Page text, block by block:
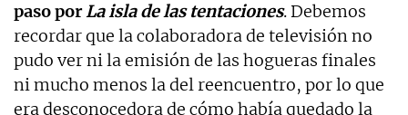
paso porLa isla de las tentaciones. Debemos
recordar que la colaboradora de televisión no
pudo ver ni la emisión de las hogueras finales
ni mucho menos la del reencuentro, por lo que
era desconocedora de cómo había quedado la